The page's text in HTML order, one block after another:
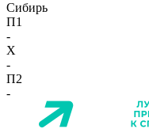
Сибирь
П1
-
X
-
П2
-